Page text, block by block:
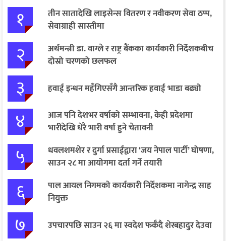
१
तीन सातादेखि लाइसेन्स वितरण र नवीकरण सेवा ठप्प,
सेवाग्राही सास्तीमा
२
अर्थमन्त्री डा. वाग्ले र राष्ट्र बैंकका कार्यकारी निर्देशकबीच
दोस्रो चरणको छलफल
३ हवाई इन्धन महँगिएसँगै आन्तरिक हवाई भाडा बढ्यो
४
आज पनि देशभर वर्षाको सम्भावना, केही प्रदेशमा
भारीदेखि धेरै भारी वर्षा हुने चेतावनी
५
धवलशमशेर र दुर्गा प्रसाईंद्वारा ‘जय नेपाल पार्टी’ घोषणा,
साउन २८ मा आयोगमा दर्ता गर्ने तयारी
६
पाल आयल निगमको कार्यकारी निर्देशकमा नागेन्द्र साह
नियुक्त
७ उपचारपछि साउन २६ मा स्वदेश फर्कँदै शेरबहादुर देउवा